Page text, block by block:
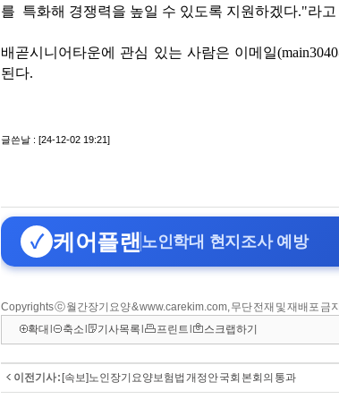
Copyrights ⓒ 월간장기요양 & www.carekim.com, 무단 전재 및 재배포 금지
확대
축소 기사목록 프린트 스크랩하기
이전기사 : [속보]노인장기요양보험법 개정안 국회 본회의 통과